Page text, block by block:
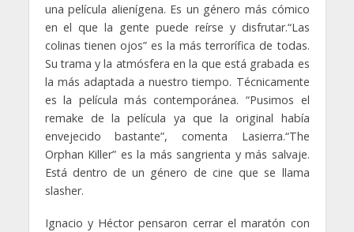
una película alienígena. Es un género más cómico
en el que la gente puede reírse y disfrutar.“Las
colinas tienen ojos” es la más terrorífica de todas.
Su trama y la atmósfera en la que está grabada es
la más adaptada a nuestro tiempo. Técnicamente
es la película más contemporánea. “Pusimos el
remake de la película ya que la original había
envejecido bastante”, comenta Lasierra.“The
Orphan Killer” es la más sangrienta y más salvaje.
Está dentro de un género de cine que se llama
slasher.
Ignacio y Héctor pensaron cerrar el maratón con